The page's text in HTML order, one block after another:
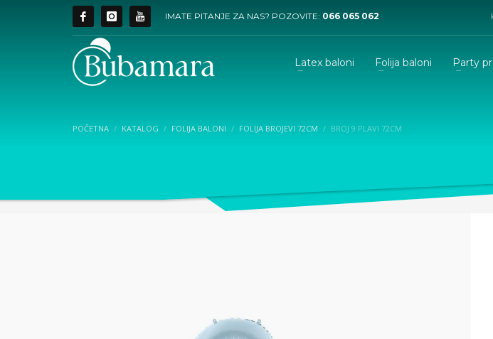
IMATE PITANJE ZA NAS? POZOVITE: 066 065 062
Latex baloni Folija baloni Party
POČETNA KATALOG FOLIJA BALONI FOLIJA BROJEVI 72CM BROJ 9 PLAVI 72CM